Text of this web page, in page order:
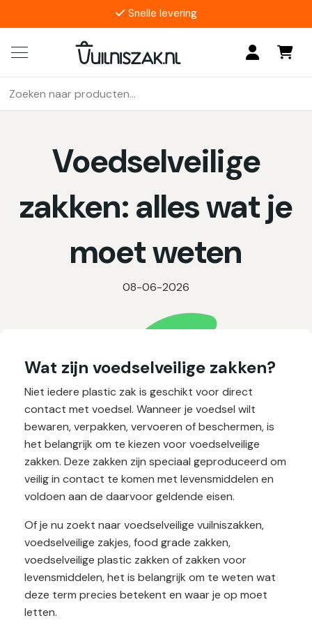
Snelle levering
naar:
Als de resultaten voor automatisch aanvullen beschikbaar
Voedselveilige
zakken: alles wat je
moet weten
08-06-2026
Wat zijn voedselveilige zakken?
Niet iedere plastic zak is geschikt voor direct
contact met voedsel. Wanneer je voedsel wilt
bewaren, verpakken, vervoeren of beschermen, is
het belangrijk om te kiezen voor voedselveilige
zakken. Deze zakken zijn speciaal geproduceerd om
veilig in contact te komen met levensmiddelen en
voldoen aan de daarvoor geldende eisen.
Of je nu zoekt naar voedselveilige vuilniszakken,
voedselveilige zakjes, food grade zakken,
voedselveilige plastic zakken of zakken voor
levensmiddelen, het is belangrijk om te weten wat
deze term precies betekent en waar je op moet
letten.